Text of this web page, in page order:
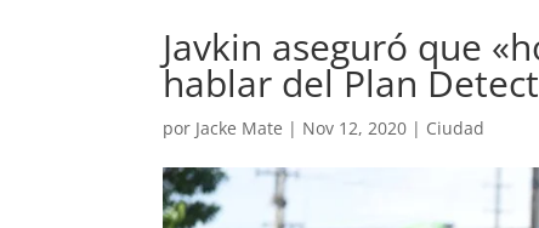
Javkin aseguró que
hablar del Plan
por Jacke Mate | Nov 12, 2020 | Ciudad